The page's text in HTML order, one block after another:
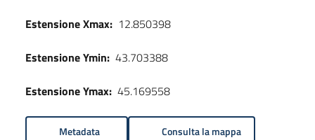
Estensione Xmax: 12.850398
Estensione Ymin: 43.703388
Estensione Ymax: 45.169558
Metadata Consulta la mappa